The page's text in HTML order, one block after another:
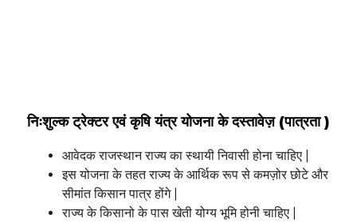
निःशुल्क ट्रेक्टर एवं कृषि यंत्र योजना के दस्तावेज़ (पात्रता )
आवेदक राजस्थान राज्य का स्थायी निवासी होना चाहिए |
इस योजना के तहत राज्य के आर्थिक रूप से कमज़ोर छोटे और
सीमांत किसान पात्र होंगे |
राज्य के किसानो के पास खेती योग्य भूमि होनी चाहिए |